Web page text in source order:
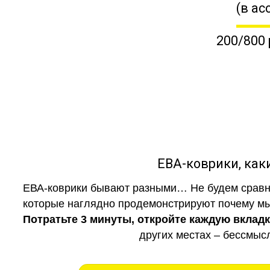
(в
200/800
ЕВА-коврики,
ЕВА-коврики бывают разными… Не будем
которые наглядно продемонстрируют почему
Потратьте 3 минуты, откройте каждую
других местах –